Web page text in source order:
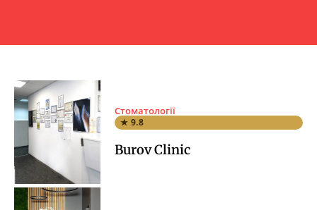
Стоматології
★ 9.8
Burov Clinic